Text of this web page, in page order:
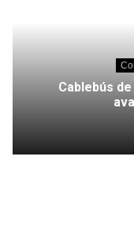
Cablebús